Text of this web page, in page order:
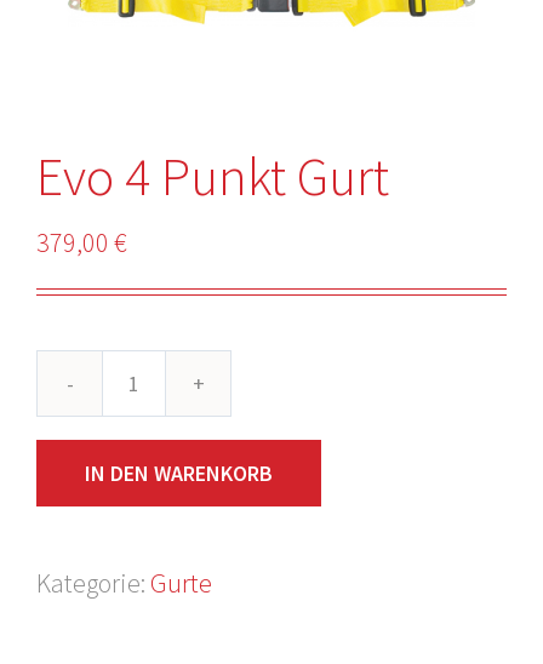
Evo 4 Punkt Gurt
379,00 €
4
Punkt
Menge
IN DEN WARENKORB
Kategorie: Gurte